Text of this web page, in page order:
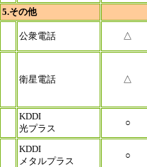
5.その他
公衆電話 △
衛星電話 △
KDDI
光プラス
○
KDDI
メタルプラス
○